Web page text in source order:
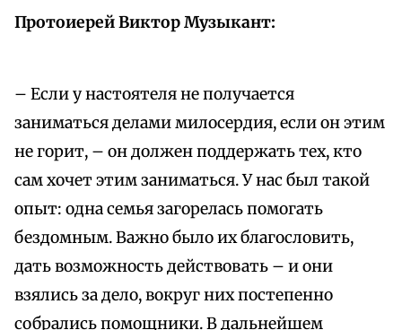
Протоиерей Виктор Музыкант:
– Если у настоятеля не получается
заниматься делами милосердия, если он этим
не горит, – он должен поддержать тех, кто
сам хочет этим заниматься. У нас был такой
опыт: одна семья загорелась помогать
бездомным. Важно было их благословить,
дать возможность действовать – и они
взялись за дело, вокруг них постепенно
собрались помощники. В дальнейшем